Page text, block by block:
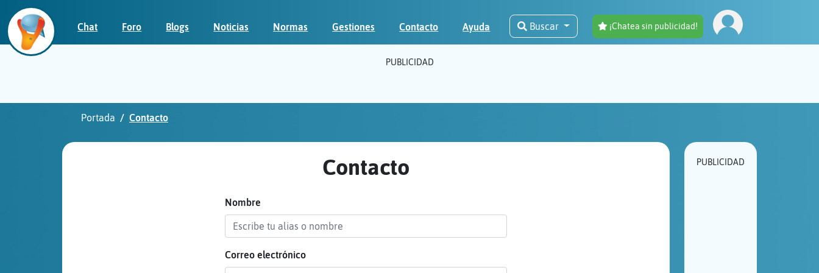
Chat Foro Blogs Noticias Normas Gestiones Contacto Ayuda Buscar ¡Chatea sin publicidad!
PUBLICIDAD
Portada Contacto
Contacto
Nombre
Correo electrónico
PUBLICIDAD
Iniciar